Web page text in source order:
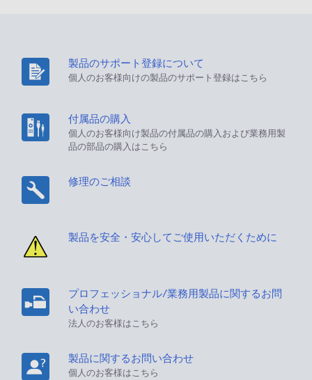
製品のサポート登録について
個人のお客様向けの製品のサポート登録はこちら
付属品の購入
個人のお客様向け製品の付属品の購入および業務用製
品の部品の購入はこちら
修理のご相談
製品を安全・安心してご使用いただくために
プロフェッショナル/業務用製品に関するお問
い合わせ
法人のお客様はこちら
製品に関するお問い合わせ
個人のお客様はこちら